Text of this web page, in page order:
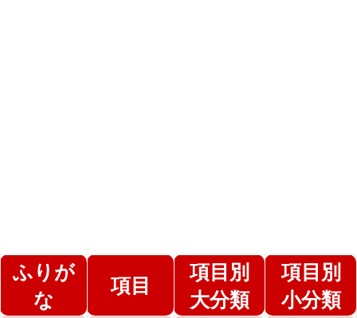
ふりが
な
項目
項目別
大分類
項目別
小分類